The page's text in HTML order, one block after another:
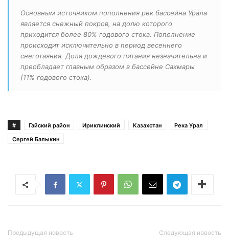
Основным источником пополнения рек бассейна Урала
является снежный покров, на долю которого
приходится более 80% годового стока. Пополнение
происходит исключительно в период весеннего
снеготаяния. Доля дождевого питания незначительна и
преобладает главным образом в бассейне Сакмары
(11% годового стока).
# Гайский район Ириклинский Казахстан
Река Урал
Сергей Балыкин
Предыдущая новость Следующая новость